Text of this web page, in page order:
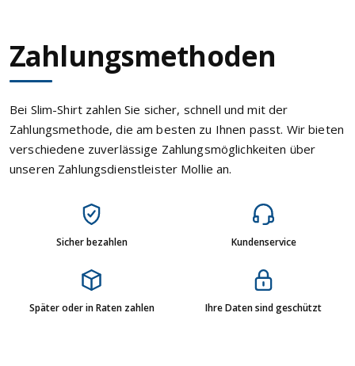
Zahlungsmethoden
Bei Slim-Shirt zahlen Sie sicher, schnell und mit der
Zahlungsmethode, die am besten zu Ihnen passt. Wir bieten
verschiedene zuverlässige Zahlungsmöglichkeiten über
unseren Zahlungsdienstleister Mollie an.
Sicher bezahlen Kundenservice
Später oder in Raten zahlen Ihre Daten sind geschützt